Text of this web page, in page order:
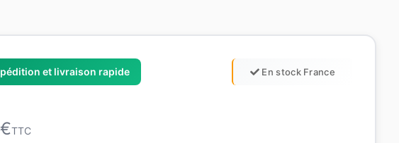
et livraison rapide En stock France
€TTC